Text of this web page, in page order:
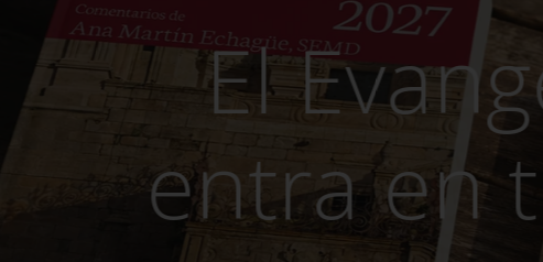
El Evangelio
entra en tu